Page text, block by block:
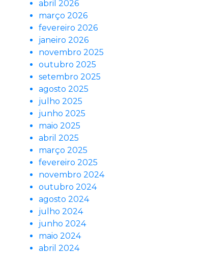
abril 2026
março 2026
fevereiro 2026
janeiro 2026
novembro 2025
outubro 2025
setembro 2025
agosto 2025
julho 2025
junho 2025
maio 2025
abril 2025
março 2025
fevereiro 2025
novembro 2024
outubro 2024
agosto 2024
julho 2024
junho 2024
maio 2024
abril 2024